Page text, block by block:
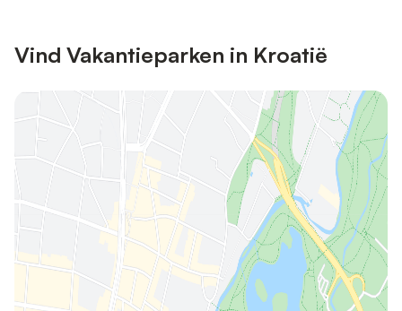
Vind Vakantieparken in Kroatië